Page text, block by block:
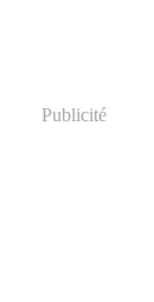
Publicité